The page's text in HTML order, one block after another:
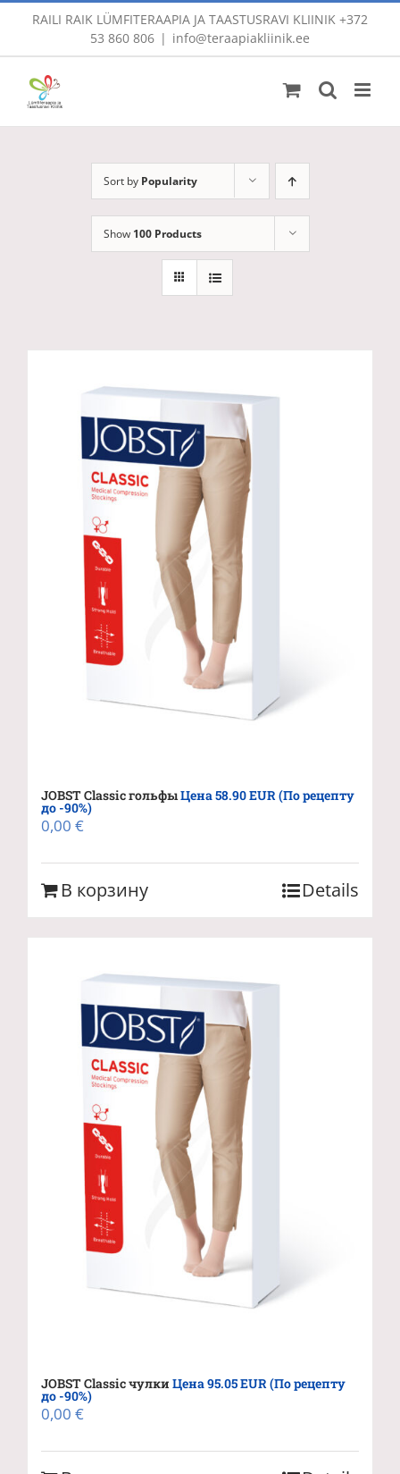
content
RAILI RAIK LÜMFITERAAPIA JA TAASTUSRAVI KLIINIK +372
53 860 806 | info@teraapiakliinik.ee
Sort by Popularity
Show 100 Products
JOBST Classic гольфыЦена 58.90 EUR (По рецепту
до -90%)
0,00 €
В корзину Details
JOBST Classic чулки Цена 95.05 EUR (По рецепту
до -90%)
0,00 €